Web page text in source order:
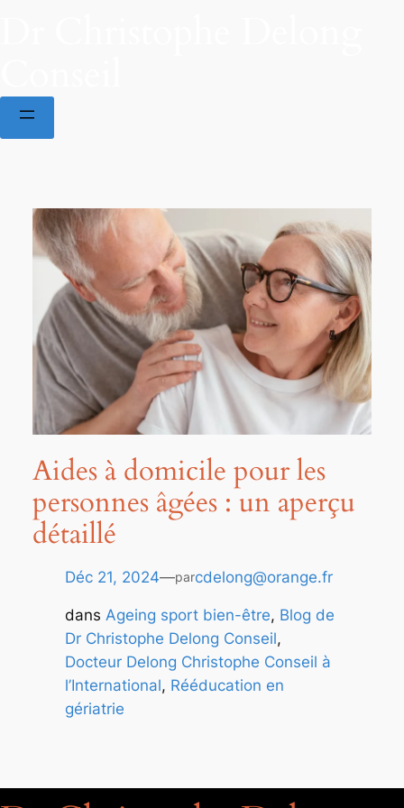
Aides à domicile pour les
personnes âgées : un aperçu
détaillé
Déc 21, 2024—parcdelong@orange.fr
dans Ageing sport bien-être, Blog de
Dr Christophe Delong Conseil
Docteur Delong Christophe Conseil à
l’International, Rééducation en
gériatrie